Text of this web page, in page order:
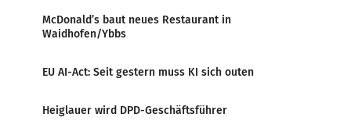
McDonald’s baut neues Restaurant in
Waidhofen/Ybbs
EU AI-Act: Seit gestern muss KI sich outen
Heiglauer wird DPD-Geschäftsführer